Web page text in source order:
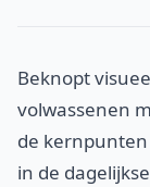
Beknopt
volwassenen
de
in de